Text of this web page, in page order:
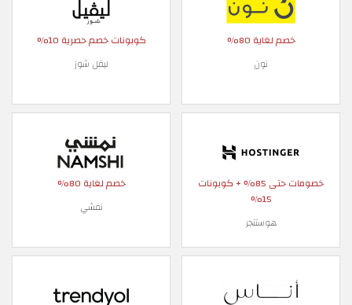
خصم لغاية 80%
نون
كوبونات خصم حصرية 10%
ليفل شوز
خصومات حتى 85% + كوبونات
15%
هوستنجر
خصم لغاية 80%
نمشي